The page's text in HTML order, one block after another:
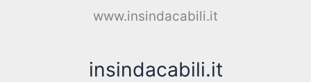
www.insindacabili.it
insindacabili.it